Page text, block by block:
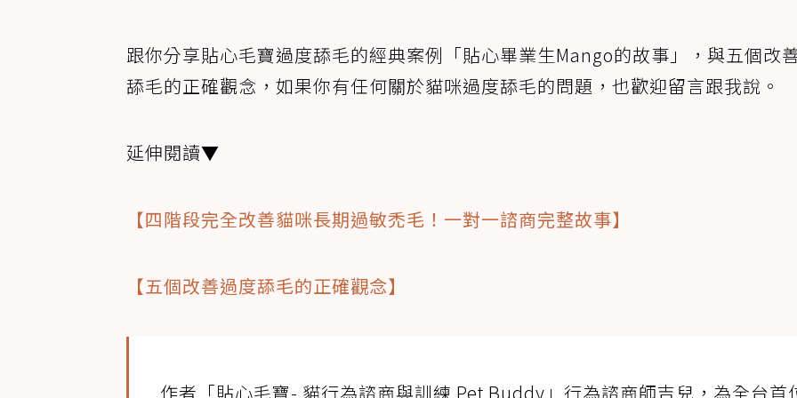
跟你分享貼心毛寶過度舔毛的經典案例「貼心畢業生Mango的故事」，與五個改
舔毛的正確觀念，如果你有任何關於貓咪過度舔毛的問題，也歡迎留言跟我說。
延伸閱讀▼
【四階段完全改善貓咪長期過敏禿毛！一對一諮商完整故事】
【五個改善過度舔毛的正確觀念】
作者「貼心毛寶- 貓行為諮商與訓練 Pet Buddy」行為諮商師吉兒，為全台首